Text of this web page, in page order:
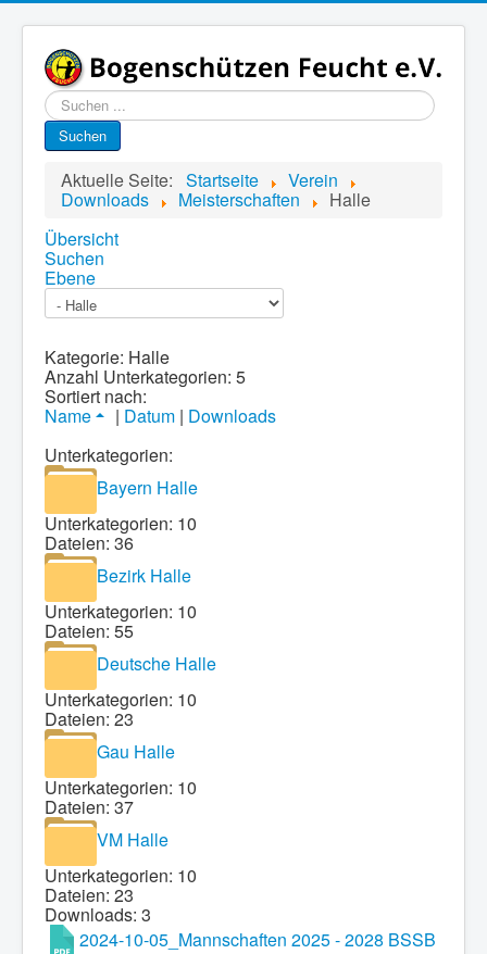
Suchen
...
Suchen
Aktuelle Seite: Startseite Verein
Downloads Meisterschaften
Halle
Übersicht
Suchen
Ebene
Kategorie: Halle
Anzahl Unterkategorien: 5
Sortiert nach:
Name | Datum | Downloads
Unterkategorien:
Bayern Halle
Unterkategorien: 10
Dateien: 36
Bezirk Halle
Unterkategorien: 10
Dateien: 55
Deutsche Halle
Unterkategorien: 10
Dateien: 23
Gau Halle
Unterkategorien: 10
Dateien: 37
VM Halle
Unterkategorien: 10
Dateien: 23
Downloads: 3
2024-10-05_Mannschaften 2025 - 2028 BSSB